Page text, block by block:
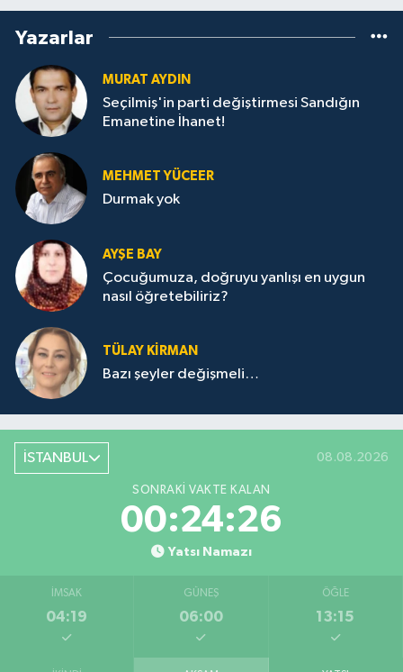
Yazarlar
MURAT AYDIN
Seçilmiş'in parti değiştirmesi Sandığın
Emanetine İhanet!
MEHMET YÜCEER
Durmak yok
AYŞE BAY
Çocuğumuza, doğruyu yanlışı en uygun
nasıl öğretebiliriz?
TÜLAY KİRMAN
Bazı şeyler değişmeli…
İSTANBUL 08.08.2026
SONRAKI VAKTE KALAN
00:24:26
Yatsı Namazı
İMSAK
04:19
GÜNEŞ
06:00
ÖĞLE
13:15